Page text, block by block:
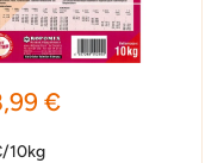
€
10kg